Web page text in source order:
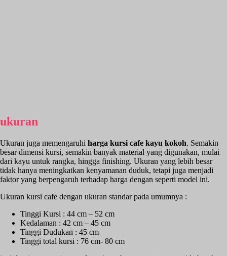
ukuran
Ukuran juga memengaruhi harga kursi cafe kayu kokoh. Semakin
besar dimensi kursi, semakin banyak material yang digunakan, mulai
dari kayu untuk rangka, hingga finishing. Ukuran yang lebih besar
tidak hanya meningkatkan kenyamanan duduk, tetapi juga menjadi
faktor yang berpengaruh terhadap harga dengan seperti model ini.
Ukuran kursi cafe dengan ukuran standar pada umumnya :
Tinggi Kursi : 44 cm – 52 cm
Kedalaman : 42 cm – 45 cm
Tinggi Dudukan : 45 cm
Tinggi total kursi : 76 cm- 80 cm